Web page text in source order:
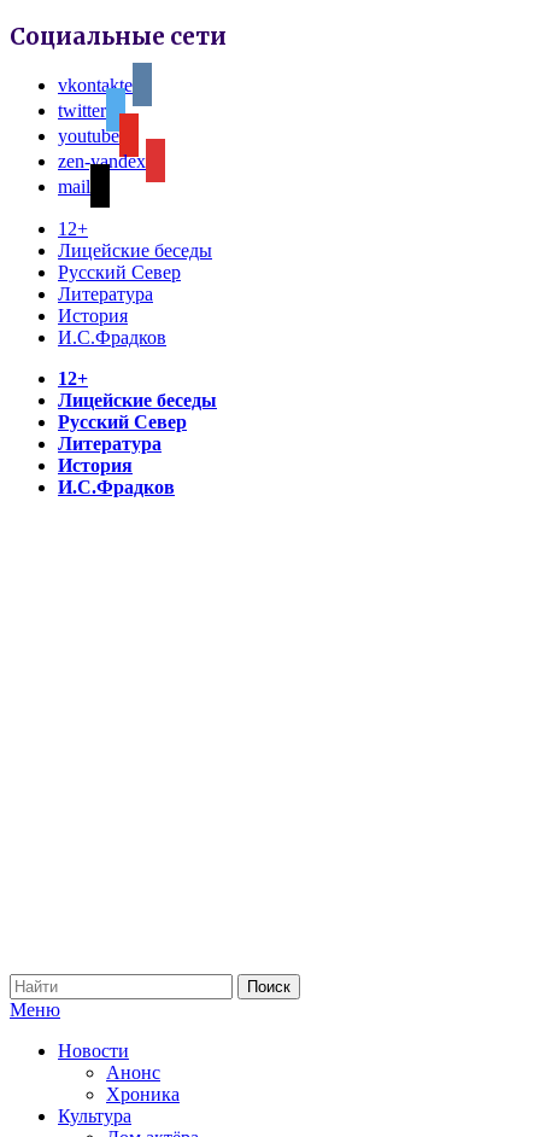
Социальные сети
vkontakte
twitter
youtube
zen-yandex
mail
12+
Лицейские беседы
Русский Север
Литература
История
И.С.Фрадков
12+
Лицейские беседы
Русский Север
Литература
История
И.С.Фрадков
Меню
Новости
Анонс
Хроника
Культура